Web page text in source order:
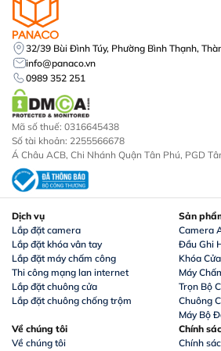
Vật liệu
Tính năng mở
khóa
Vân tay, thẻ từ,
Tính năng khác
Mở từ bên
trong
Thân khóa
Tính năng đặc
biệt
Chống dò mã,
chia sẻ người
Nguồn điện
Về chúng tôi
Về chúng tôi
Dịch vụ
Lắp đặt camera
Lắp đặt khóa vân tay
Lắp đặt máy chấm công
Thi công mạng lan internet
Lắp đặt chuông cửa
Lắp đặt chuông chống trộm
Sản
Camera
Đầu Ghi
Khóa
Máy
Trọn Bộ
Chuông
Máy Bộ
Chính
Chính
32/39 Bùi Đình Túy, Phường Bình Thạnh,
info@panaco.vn
0989 352 251
Mã số thuế: 0316645438
Số tài khoản: 2255566678
Á Châu ACB, Chi Nhánh Quận Tân Phú, PGD